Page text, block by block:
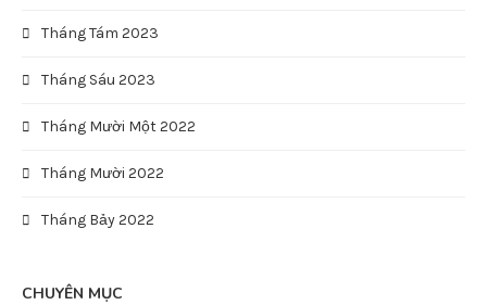
Tháng Tám 2023
Tháng Sáu 2023
Tháng Mười Một 2022
Tháng Mười 2022
Tháng Bảy 2022
CHUYÊN MỤC